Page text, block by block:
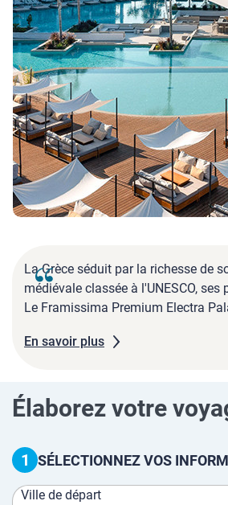
La Grèce séduit par la richesse de
médiévale classée à l'UNESCO,
Le Framissima Premium Electra
En savoir plus
Élaborez votre
1 SÉLECTIONNEZ VOS
Ville de départ